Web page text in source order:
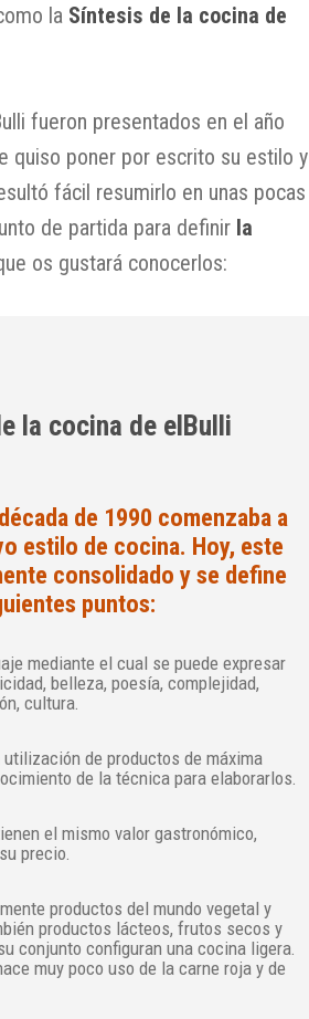
la Síntesis de la cocina de
fueron presentados en el año
quiso poner por escrito su estilo y
fácil resumirlo en unas pocas
de partida para definir la
os gustará conocerlos:
la cocina de elBulli
de 1990 comenzaba a
estilo de cocina. Hoy, este
consolidado y se define
puntos:
mediante el cual se puede expresar
belleza, poesía, complejidad,
cultura.
de productos de máxima
de la técnica para elaborarlos.
el mismo valor gastronómico,
precio.
productos del mundo vegetal y
productos lácteos, frutos secos y
conjunto configuran una cocina ligera.
muy poco uso de la carne roja y de